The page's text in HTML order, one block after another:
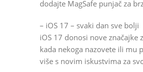
dodajte MagSafe punjač za
– iOS 17 – svaki dan sve bolji
iOS 17 donosi nove
kada nekoga nazovete ili mu
više s novim iskustvima za